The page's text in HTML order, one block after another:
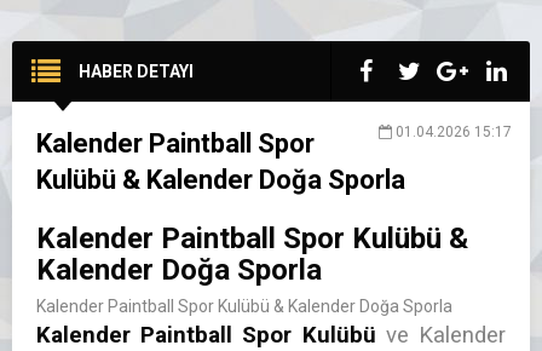
HABER DETAYI
01.04.2026 15:17
Kalender Paintball Spor
Kulübü & Kalender Doğa Sporla
Kalender Paintball Spor Kulübü &
Kalender Doğa Sporla
Kalender Paintball Spor Kulübü & Kalender Doğa Sporla
Kalender Paintball Spor Kulübü ve Kalender